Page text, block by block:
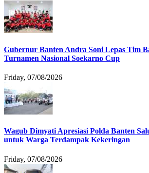
Gubernur Banten Andra Soni Lepas Tim
Turnamen Nasional Soekarno Cup
Friday, 07/08/2026
Wagub Dimyati Apresiasi Polda Banten
untuk Warga Terdampak Kekeringan
Friday, 07/08/2026